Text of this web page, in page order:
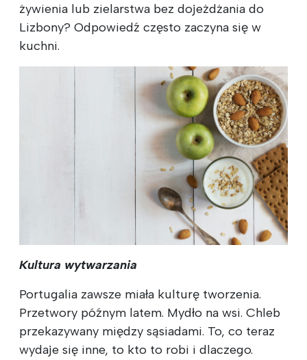
żywienia lub zielarstwa bez dojeżdżania do
Lizbony? Odpowiedź często zaczyna się w
kuchni.
Kultura wytwarzania
Portugalia zawsze miała kulturę tworzenia.
Przetwory późnym latem. Mydło na wsi. Chleb
przekazywany między sąsiadami. To, co teraz
wydaje się inne, to kto to robi i dlaczego.